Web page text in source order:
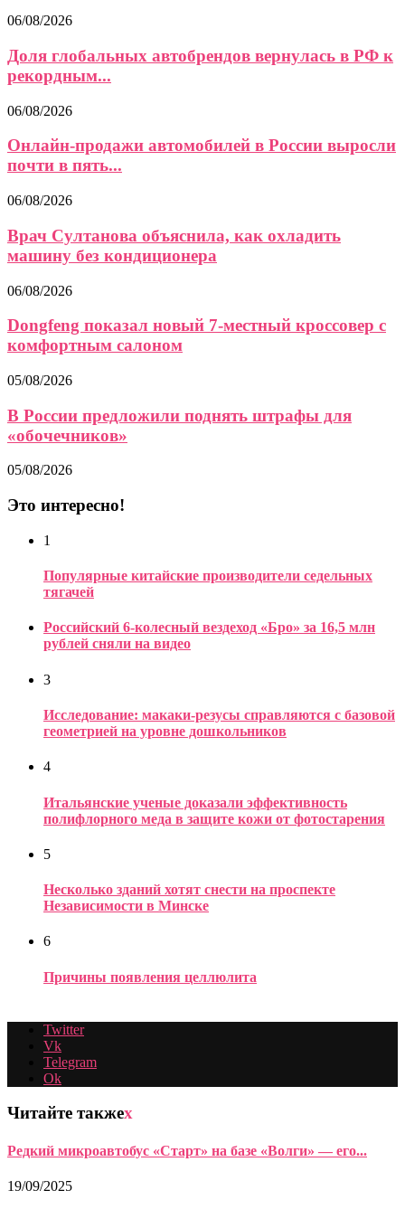
06/08/2026
Доля глобальных автобрендов вернулась в РФ к
рекордным...
06/08/2026
Онлайн-продажи автомобилей в России выросли
почти в пять...
06/08/2026
Врач Султанова объяснила, как охладить
машину без кондиционера
06/08/2026
Dongfeng показал новый 7-местный кроссовер с
комфортным салоном
05/08/2026
В России предложили поднять штрафы для
«обочечников»
05/08/2026
Это интересно!
1
Популярные китайские производители седельных
тягачей
Российский 6-колесный вездеход «Бро» за 16,5 млн
рублей сняли на видео
3
Исследование: макаки-резусы справляются с базовой
геометрией на уровне дошкольников
4
Итальянские ученые доказали эффективность
полифлорного меда в защите кожи от фотостарения
5
Несколько зданий хотят снести на проспекте
Независимости в Минске
6
Причины появления целлюлита
Twitter
Vk
Telegram
Ok
Читайте такжеx
Редкий микроавтобус «Старт» на базе «Волги» — его...
19/09/2025